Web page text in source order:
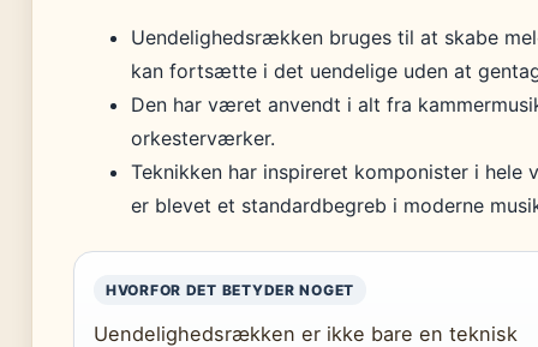
Uendelighedsrækken bruges til at skabe
kan fortsætte i det uendelige uden at
Den har været anvendt i alt fra
orkesterværker.
Teknikken har inspireret komponister i hele
er blevet et standardbegreb i moderne
HVORFOR DET BETYDER NOGET
Uendelighedsrækken er ikke bare en teknisk